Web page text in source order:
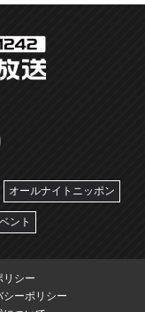
オールナイトニッポン
ント
リシー
シーポリシー